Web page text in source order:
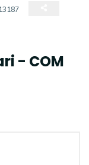
13187
- COM